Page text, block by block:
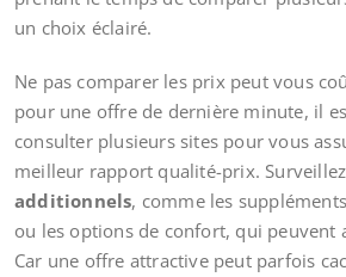
un choix éclairé.
Ne pas comparer les prix peut vous
pour une offre de dernière minute, il
consulter plusieurs sites pour vous
meilleur rapport qualité-prix.
additionnels, comme les
ou les options de confort, qui peuvent
Car une offre attractive peut parfois